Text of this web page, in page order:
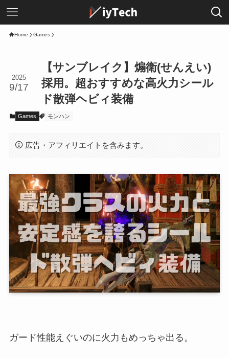
Home Games
【サンブレイク】煽衛(せんえい)
採用。超おすすめな高火力シール
ド散弾ヘビィ装備
2025
9/17
Games モンハン
広告・アフィリエイトを含みます。
ガード性能えぐいのに火力もめっちゃ出る。